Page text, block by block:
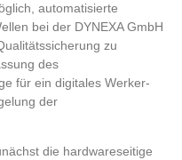
automatisierte
bei der DYNEXA GmbH
zu
des
für ein digitales Werker-
der
die hardwareseitige